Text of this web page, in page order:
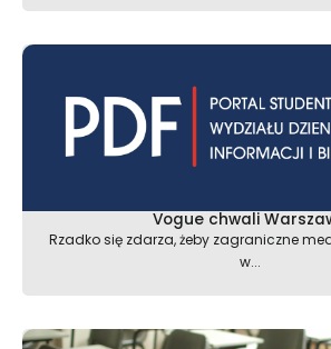
Vogue chwali
Rzadko się zdarza, żeby zagraniczne
w...